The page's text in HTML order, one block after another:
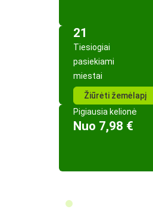
21
Tiesiogiai
pasiekiami
miestai
Žiūrėti žemėlapį
Pigiausia kelionė
Nuo 7,98 €